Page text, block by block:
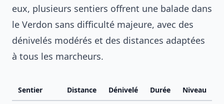
eux, plusieurs sentiers offrent une balade dans
le Verdon sans difficulté majeure, avec des
dénivelés modérés et des distances adaptées
à tous les marcheurs.
Sentier Distance Dénivelé Durée Niveau